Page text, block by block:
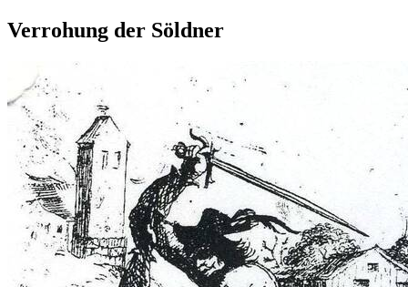
Verrohung der Söldner